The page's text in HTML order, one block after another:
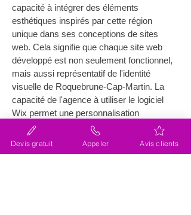
capacité à intégrer des éléments
esthétiques inspirés par cette région
unique dans ses conceptions de sites
web. Cela signifie que chaque site web
développé est non seulement fonctionnel,
mais aussi représentatif de l'identité
visuelle de Roquebrune-Cap-Martin. La
capacité de l'agence à utiliser le logiciel
Wix permet une personnalisation
exceptionnelle, garantissant que le design
reflète fidèlement les valeurs et l'identité
de votre entreprise. Découvrez toute la
Devis gratuit Appeler Avis clients